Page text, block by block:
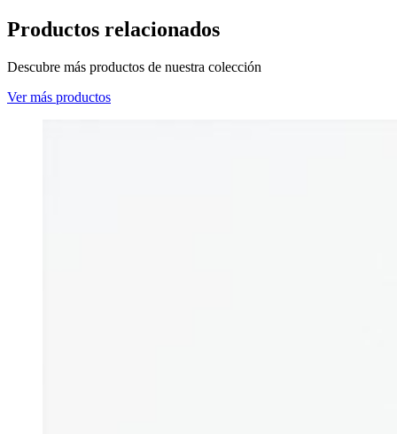
Productos relacionados
Descubre más productos de nuestra colección
Ver más productos